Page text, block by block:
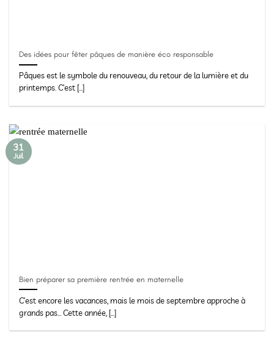
Des idées pour fêter pâques de manière éco responsable
Pâques est le symbole du renouveau, du retour de la lumière et du
printemps. C’est [...]
Bien préparer sa première rentrée en maternelle
C’est encore les vacances, mais le mois de septembre approche à
grands pas… Cette année, [...]
31
Juil